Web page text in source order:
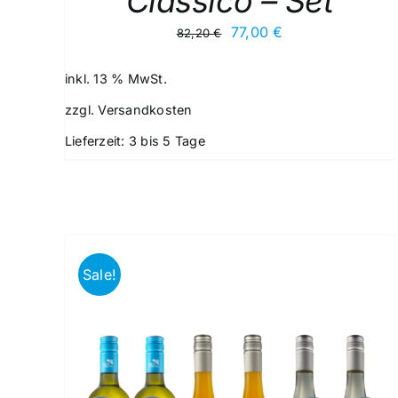
82,20€
Ursprünglicher
77,00€
inkl. 13 % MwSt.
zzgl.Versandkosten
Lieferzeit: 3 bis 5 Tage
Sale!